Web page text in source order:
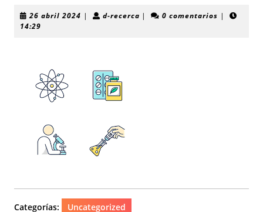
26 abril 2024 26| d-recercad-| 0 comentarios |
14:29
Categorías: Uncategorized